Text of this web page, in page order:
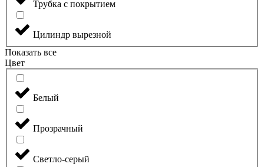
Трубка с покрытием
Цилиндр вырезной
Показать все
Цвет
Белый
Прозрачный
Светло-серый